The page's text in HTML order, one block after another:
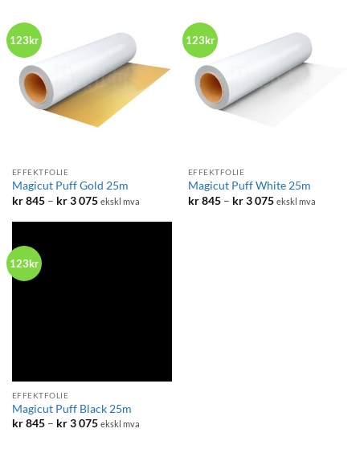
123kr
EFFEKTFOLIE
Magicut Puff Gold 25m
kr845 – kr3 075Prisområde:
til
ekskl mva
123kr
EFFEKTFOLIE
Magicut Puff White 25m
kr845 – kr3 075Prisområde:
ekskl mva
123kr
EFFEKTFOLIE
Magicut Puff Black 25m
kr845 – kr3 075Prisområde:
ekskl mva